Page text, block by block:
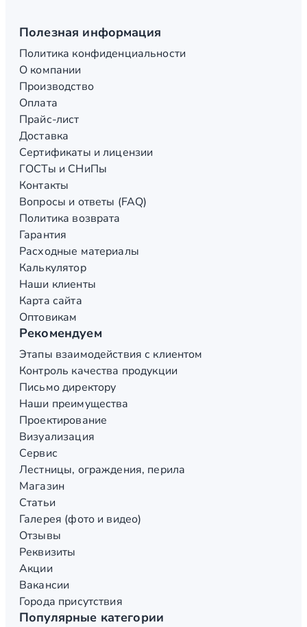
Полезная информация
Политика конфиденциальности
О компании
Производство
Оплата
Прайс-лист
Доставка
Сертификаты и лицензии
ГОСТы и СНиПы
Контакты
Вопросы и ответы (FAQ)
Политика возврата
Гарантия
Расходные материалы
Калькулятор
Наши клиенты
Карта сайта
Оптовикам
Рекомендуем
Этапы взаимодействия с клиентом
Контроль качества продукции
Письмо директору
Наши преимущества
Проектирование
Визуализация
Сервис
Лестницы, ограждения, перила
Магазин
Статьи
Галерея (фото и видео)
Отзывы
Реквизиты
Акции
Вакансии
Города присутствия
Популярные категории